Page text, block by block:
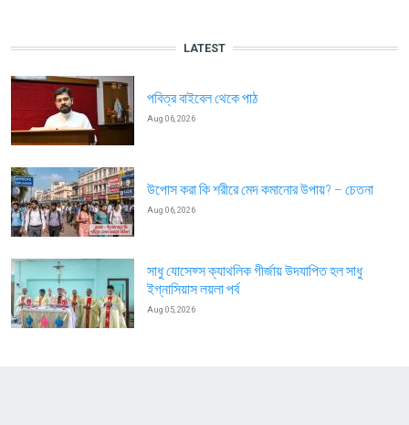
LATEST
পবিত্র বাইবেল থেকে পাঠ
Aug 06, 2026
উপোস করা কি শরীরে মেদ কমানোর উপায়? – চেতনা
Aug 06, 2026
সাধু যোসেফ্স ক্যাথলিক গীর্জায় উদযাপিত হল সাধু
ইগ্নাসিয়াস লয়লা পর্ব
Aug 05, 2026